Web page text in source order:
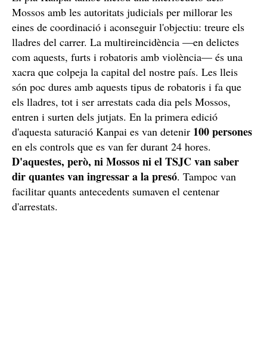
Mossos amb les autoritats judicials per millorar les
eines de coordinació i aconseguir l'objectiu: treure els
lladres del carrer. La multireincidència —en delictes
com aquests, furts i robatoris amb violència— és una
xacra que colpeja la capital del nostre país. Les lleis
són poc dures amb aquests tipus de robatoris i fa que
els lladres, tot i ser arrestats cada dia pels Mossos,
entren i surten dels jutjats. En la primera edició
d'aquesta saturació Kanpai es van detenir 100 persones
en els controls que es van fer durant 24 hores.
D'aquestes, però, ni Mossos ni el TSJC van saber
dir quantes van ingressar a la presó. Tampoc van
facilitar quants antecedents sumaven el centenar
d'arrestats.